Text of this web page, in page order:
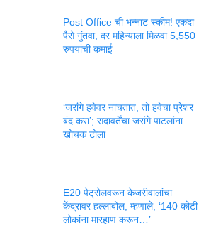
Post Office ची भन्नाट स्कीम! एकदा
पैसे गुंतवा, दर महिन्याला मिळवा 5,550
रुपयांची कमाई
‘जरांगे हवेवर नाचतात, तो हवेचा प्रेशर
बंद करा’; सदावर्तेंचा जरांगे पाटलांना
खोचक टोला
E20 पेट्रोलवरून केजरीवालांचा
केंद्रावर हल्लाबोल; म्हणाले, ‘140 कोटी
लोकांना मारहाण करून…’